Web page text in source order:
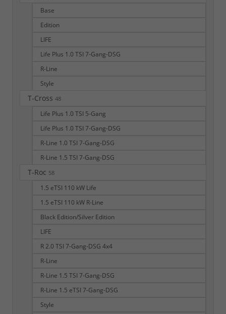
Base
Edition
LIFE
Life Plus 1.0 TSI 7-Gang-DSG
R-Line
Style
T-Cross 48
Life Plus 1.0 TSI 5-Gang
Life Plus 1.0 TSI 7-Gang-DSG
R-Line 1.0 TSI 7-Gang-DSG
R-Line 1.5 TSI 7-Gang-DSG
T-Roc 58
1.5 eTSI 110 kW Life
1.5 eTSI 110 kW R-Line
Black Edition/Silver Edition
LIFE
R 2.0 TSI 7-Gang-DSG 4x4
R-Line
R-Line 1.5 TSI 7-Gang-DSG
R-Line 1.5 eTSI 7-Gang-DSG
Style